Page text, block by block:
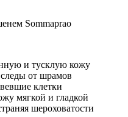
Sommaprao
и тусклую кожу
от шрамов
клетки
мягкой и гладкой
шероховатости